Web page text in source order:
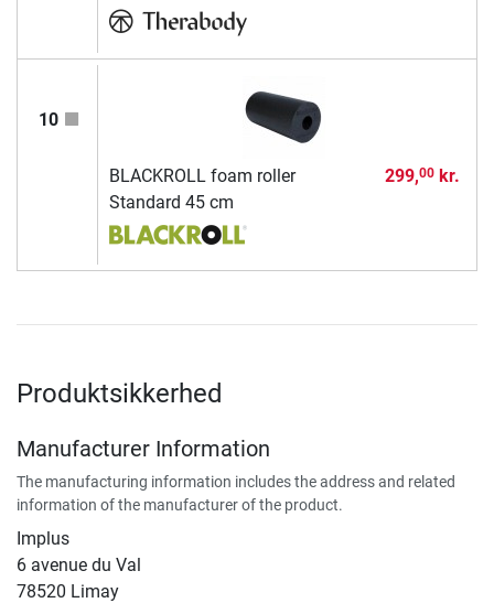
10
BLACKROLL foam roller
Standard 45 cm
299,00kr.
Produktsikkerhed
Manufacturer Information
The manufacturing information includes the address and related
information of the manufacturer of the product.
Implus
6 avenue du Val
78520 Limay